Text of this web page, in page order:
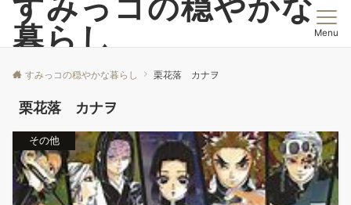
暮らし
Menu
すみっコの穏やかな暮らし 栗花落 カナヲ
栗花落 カナヲ
その他